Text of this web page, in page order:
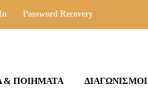
Password Recovery
& ΠΟΙΗΜΑΤΑ ΔΙΑΓΩΝΙΣΜΟΙ